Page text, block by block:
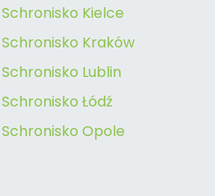
Schronisko Kielce
Schronisko Kraków
Schronisko Lublin
Schronisko Łódź
Schronisko Opole